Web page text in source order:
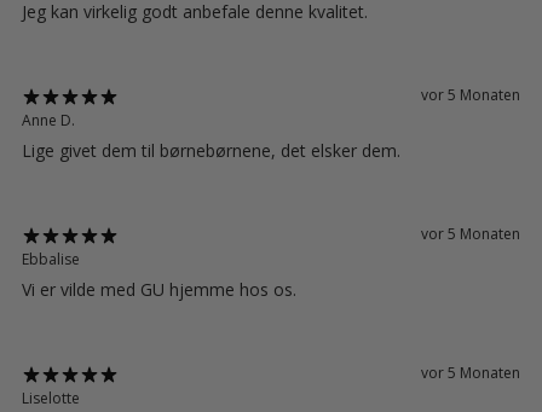
Jeg kan virkelig godt anbefale denne kvalitet.
vor 5 Monaten
Anne D.
Lige givet dem til børnebørnene, det elsker dem.
vor 5 Monaten
Ebbalise
Vi er vilde med GU hjemme hos os.
vor 5 Monaten
Liselotte